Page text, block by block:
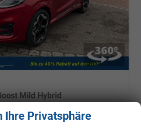
Mild Hybrid
Ihre Privatsphäre